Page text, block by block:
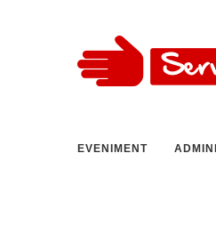
EVENIMENT